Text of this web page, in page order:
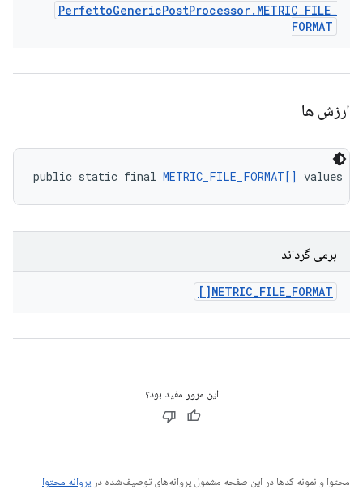
PerfettoGenericPostProcessor. METRIC_FILE_
FORMAT
ارزش ها
public static final METRIC_FILE_FORMAT[] values ()
برمی گرداند
METRIC_FILE_FORMAT[]
این مرور مفید بود؟
محتوا و نمونه کدها در این صفحه مشمول پروانه‌های توصیف‌شده در پروانه محتوا